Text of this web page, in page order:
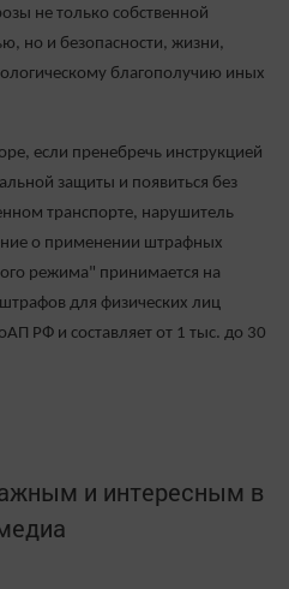
не только собственной
но и безопасности, жизни,
благополучию иных
если пренебречь инструкцией
защиты и появиться без
транспорте, нарушитель
о применении штрафных
режима" принимается на
для физических лиц
РФ и составляет от 1 тыс. до 30
и интересным в